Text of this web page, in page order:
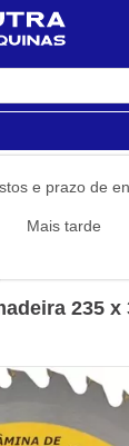
e prazo de
Mais tarde
Ferramentas
235 x